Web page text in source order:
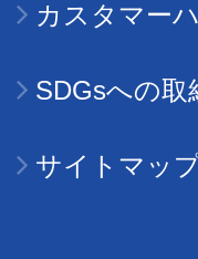
カスタマー
SDGsへの取
サイトマッ